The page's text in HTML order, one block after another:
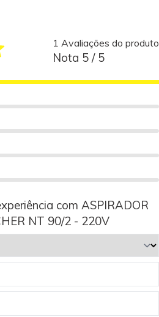
1 Avaliações do produto
Nota 5 / 5
com ASPIRADOR
NT 90/2 - 220V